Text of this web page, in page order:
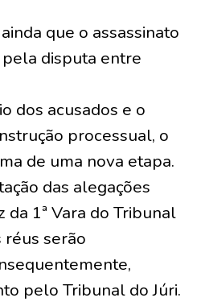
que o assassinato
disputa entre
dos acusados e o
processual, o
de uma nova etapa.
das alegações
da 1ª Vara do Tribunal
réus serão
pelo Tribunal do Júri.